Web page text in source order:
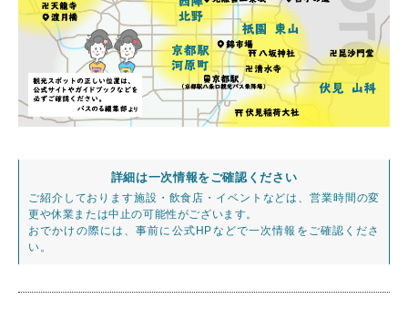
詳細は一次情報をご確認ください
ご紹介しております施設・飲食店・イベントなどは、営業時間の変
更や休業または中止の可能性がございます。
おでかけの際には、事前に公式HPなどで一次情報をご確認くださ
い。